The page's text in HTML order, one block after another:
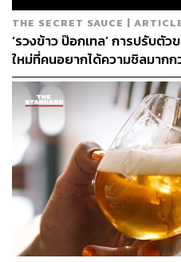
THE SECRET SAUCE |
‘รวงข้าว ป๊อกเทล’ การปรับตั
ใหม่ที่คนอยากได้ความชิลมากก